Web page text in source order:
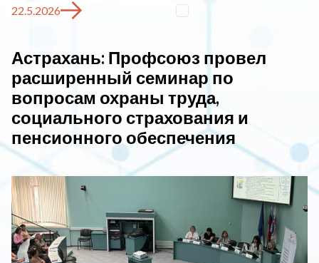
22.5.2026
Астрахань: Профсоюз провел
расширенный семинар по
вопросам охраны труда,
социального страхования и
пенсионного обеспечения